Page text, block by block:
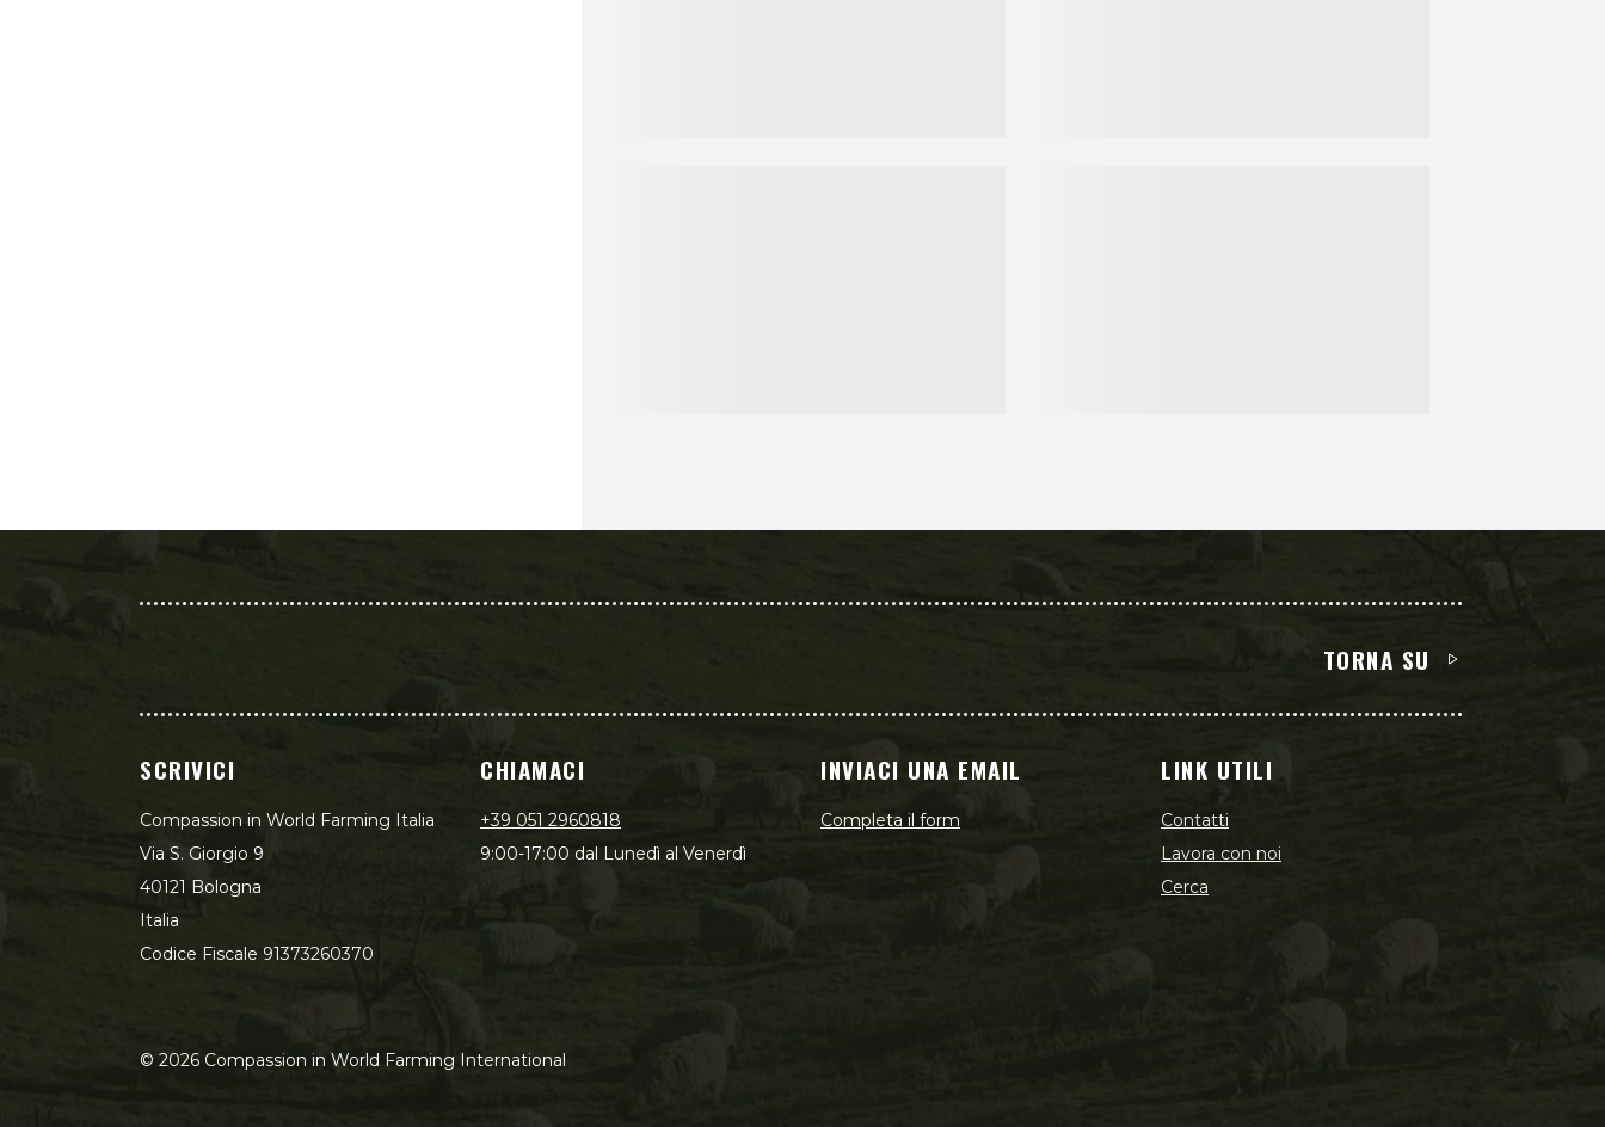
TORNA SU
SCRIVICI
Compassion in World Farming Italia
Via S. Giorgio 9
40121 Bologna
Italia
Codice Fiscale 91373260370
CHIAMACI
+39 051 2960818
9:00-17:00 dal Lunedì al Venerdì
INVIACI UNA EMAIL
Completa il form
LINK UTILI
Contatti
Lavora con noi
Cerca
© 2026 Compassion in World Farming International